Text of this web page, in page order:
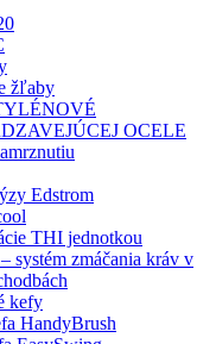
žľaby
OCELE
Edstrom
THI jednotkou
systém zmáčania kráv v
kefy
HandyBrush